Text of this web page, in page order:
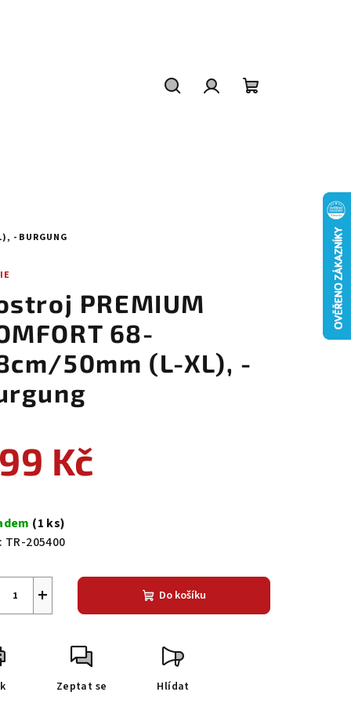
- BURGUNG
PREMIUM
68-
50mm (L-XL), -
Kč
(1 ks)
TR-205400
+ Do košíku
Zeptat se Hlídat